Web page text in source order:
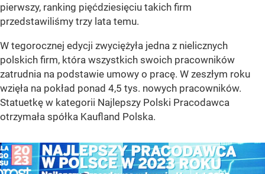
pierwszy, ranking pięćdziesięciu takich firm
przedstawiliśmy trzy lata temu.
W tegorocznej edycji zwyciężyła jedna z nielicznych
polskich firm, która wszystkich swoich pracowników
zatrudnia na podstawie umowy o pracę. W zeszłym roku
wzięła na pokład ponad 4,5 tys. nowych pracowników.
Statuetkę w kategorii Najlepszy Polski Pracodawca
otrzymała spółka Kaufland Polska.